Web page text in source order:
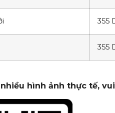
355
355
hình ảnh thực tế,